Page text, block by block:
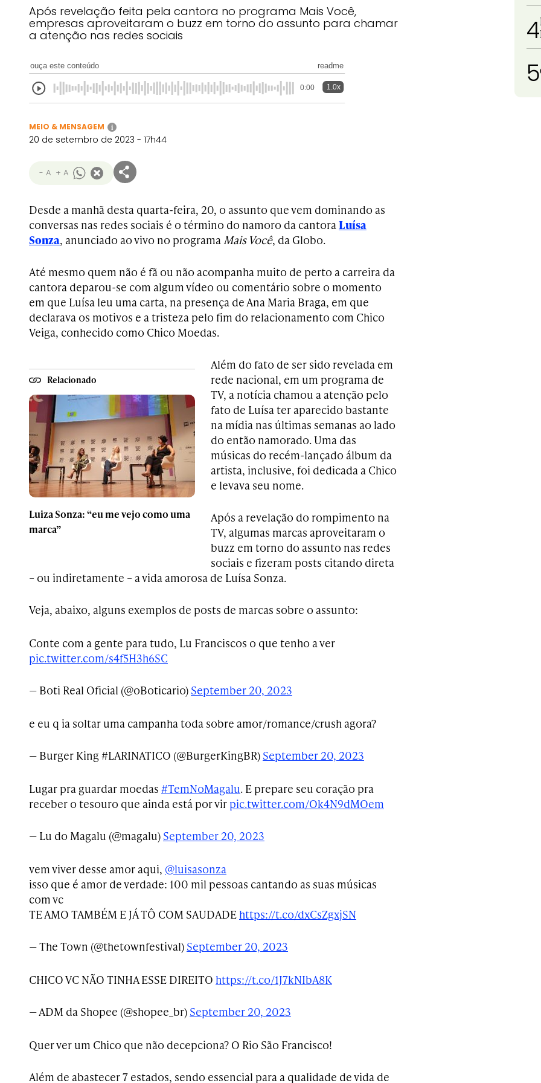
Após revelação feita pela cantora no programa Mais Você,
empresas aproveitaram o buzz em torno do assunto para chamar
a atenção nas redes sociais
ouça este conteúdo readme
0:00 1.0x
MEIO & MENSAGEM i
20 de setembro de 2023 - 17h44
- A + A
Desde a manhã desta quarta-feira, 20, o assunto que vem dominando as
conversas nas redes sociais é o término do namoro da cantoraLuísa
Sonza, anunciado ao vivo no programa Mais Você, da Globo.
Até mesmo quem não é fã ou não acompanha muito de perto a carreira da
cantora deparou-se com algum vídeo ou comentário sobre o momento
em que Luísa leu uma carta, na presença de Ana Maria Braga, em que
declarava os motivos e a tristeza pelo fim do relacionamento com Chico
Veiga, conhecido como Chico Moedas.
Relacionado
Luiza Sonza: “eu me vejo como uma
marca”
Além do fato de ser sido revelada em
rede nacional, em um programa de
TV, a notícia chamou a atenção pelo
fato de Luísa ter aparecido bastante
na mídia nas últimas semanas ao lado
do então namorado. Uma das
músicas do recém-lançado álbum da
artista, inclusive, foi dedicada a Chico
e levava seu nome.
Após a revelação do rompimento na
TV, algumas marcas aproveitaram o
buzz em torno do assunto nas redes
sociais e fizeram posts citando direta
– ou indiretamente – a vida amorosa de Luísa Sonza.
Veja, abaixo, alguns exemplos de posts de marcas sobre o assunto:
Conte com a gente para tudo, Lu Franciscos o que tenho a ver
pic.twitter.com/s4f5H3h6SC
— Boti Real Oficial (@oBoticario) September 20, 2023
e eu q ia soltar uma campanha toda sobre amor/romance/crush agora?
— Burger King #LARINATICO (@BurgerKingBR) September 20, 2023
Lugar pra guardar moedas #TemNoMagalu. E prepare seu coração pra
receber o tesouro que ainda está por vir pic.twitter.com/Ok4N9dMOem
— Lu do Magalu (@magalu) September 20, 2023
vem viver desse amor aqui, @luisasonza
isso que é amor de verdade: 100 mil pessoas cantando as suas músicas
com vc
TE AMO TAMBÉM E JÁ TÔ COM SAUDADE https://t.co/dxCsZgxjSN
— The Town (@thetownfestival) September 20, 2023
CHICO VC NÃO TINHA ESSE DIREITO https://t.co/1J7kNIbA8K
— ADM da Shopee (@shopee_br) September 20, 2023
Quer ver um Chico que não decepciona? O Rio São Francisco!
Além de abastecer 7 estados, sendo essencial para a qualidade de vida de
4
5